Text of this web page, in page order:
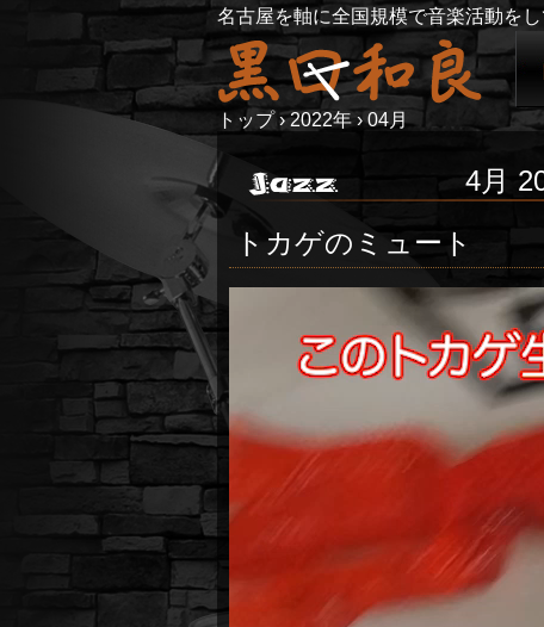
名古屋を軸に全国規模で音楽活動を
トップ › 2022年 › 04月
4月
トカゲのミュート
ー
ヤ